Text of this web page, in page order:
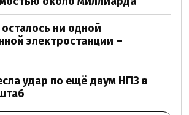
ни одной
электростанции –
удар по ещё двум НПЗ в